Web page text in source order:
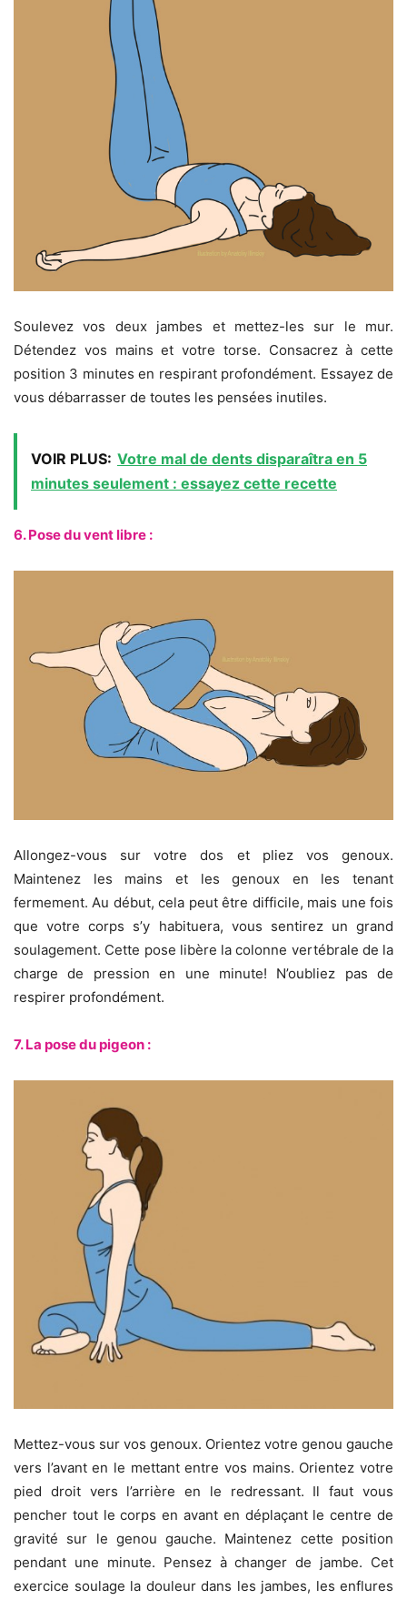
Soulevez vos deux jambes et mettez-les sur le mur.
Détendez vos mains et votre torse. Consacrez à cette
position 3 minutes en respirant profondément. Essayez de
vous débarrasser de toutes les pensées inutiles.
VOIR PLUS: Votre mal de dents disparaîtra en 5
minutes seulement : essayez cette recette
6. Pose du vent libre :
Allongez-vous sur votre dos et pliez vos genoux.
Maintenez les mains et les genoux en les tenant
fermement. Au début, cela peut être difficile, mais une fois
que votre corps s’y habituera, vous sentirez un grand
soulagement. Cette pose libère la colonne vertébrale de la
charge de pression en une minute! N’oubliez pas de
respirer profondément.
7. La pose du pigeon :
Mettez-vous sur vos genoux. Orientez votre genou gauche
vers l’avant en le mettant entre vos mains. Orientez votre
pied droit vers l’arrière en le redressant. Il faut vous
pencher tout le corps en avant en déplaçant le centre de
gravité sur le genou gauche. Maintenez cette position
pendant une minute. Pensez à changer de jambe. Cet
exercice soulage la douleur dans les jambes, les enflures